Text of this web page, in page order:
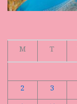
M
T
2
3